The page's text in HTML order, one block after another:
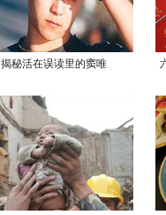
揭秘活在误读里的窦唯